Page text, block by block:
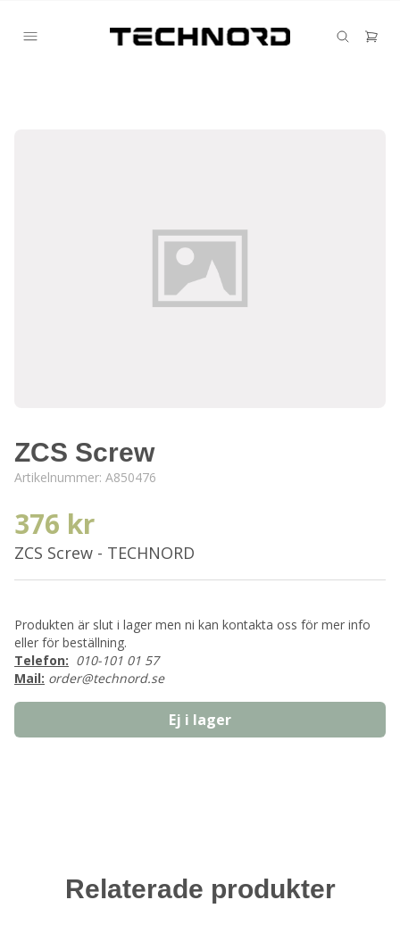
ZCS Screw
Artikelnummer: A850476
376 kr
ZCS Screw - TECHNORD
Produkten är slut i lager men ni kan kontakta oss för mer info
eller för beställning.
Telefon: 010-101 01 57
Mail: order@technord.se
Ej i lager
Relaterade produkter